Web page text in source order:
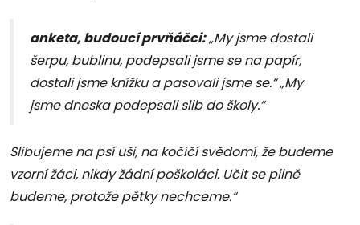
anketa, budoucí prvňáčci:„My jsme dostali
šerpu, bublinu, podepsali jsme se na papír,
dostali jsme knížku a pasovali jsme se.“ „My
jsme dneska podepsali slib do školy.“
Slibujeme na psí uši, na kočičí svědomí, že budeme
vzorní žáci, nikdy žádní poškoláci. Učit se pilně
budeme, protože pětky nechceme.“